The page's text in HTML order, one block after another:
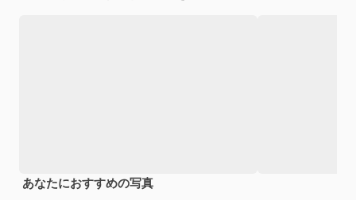
あなたにおすすめの写真